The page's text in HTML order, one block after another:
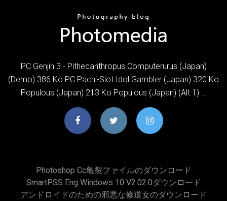
PC Genjin 3 - Pithecanthropus Computerurus (Japan)
(Demo) 386 Ko PC Pachi-Slot Idol Gambler (Japan) 320 Ko
Populous (Japan) 213 Ko Populous (Japan) (Alt 1) …
Photoshop Cc亀裂ファイルのダウンロード
SmartPSS Eng Windows 10 V2.02.0ダウンロード
アンドロイドのための邪悪な修道女のダウンロード